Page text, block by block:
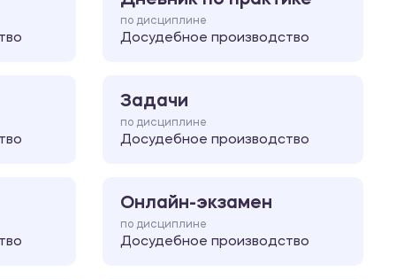
по дисциплине
Досудебное производство
Задачи
по дисциплине
Досудебное производство
Онлайн-экзамен
по дисциплине
Досудебное производство